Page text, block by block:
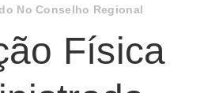
No Conselho Regional
Física